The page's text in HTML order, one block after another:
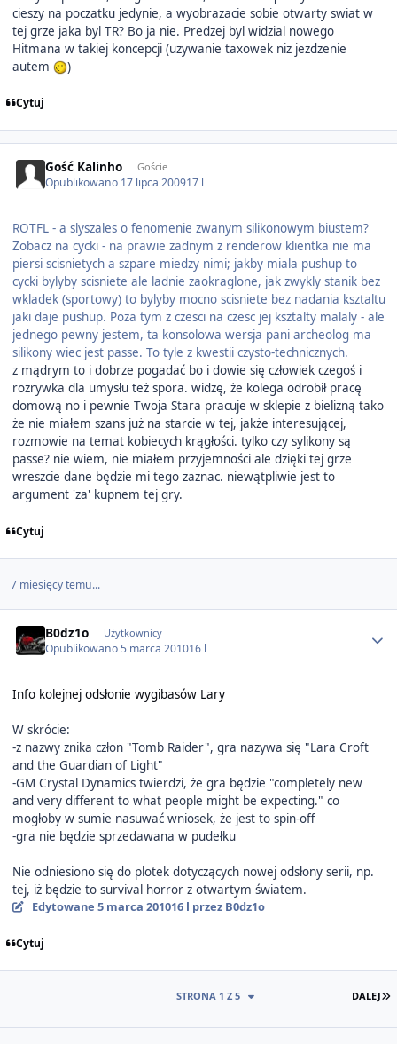
cieszy na poczatku jedynie, a wyobrazacie sobie otwarty swiat w
tej grze jaka byl TR? Bo ja nie. Predzej byl widzial nowego
Hitmana w takiej koncepcji (uzywanie taxowek niz jezdzenie
autem
)
Cytuj
Gość Kalinho Goście
Opublikowano 17 lipca 200917 l
ROTFL - a slyszales o fenomenie zwanym silikonowym biustem?
Zobacz na cycki - na prawie zadnym z renderow klientka nie ma
piersi scisnietych a szpare miedzy nimi; jakby miala pushup to
cycki bylyby scisniete ale ladnie zaokraglone, jak zwykly stanik bez
wkladek (sportowy) to bylyby mocno scisniete bez nadania ksztaltu
jaki daje pushup. Poza tym z czesci na czesc jej ksztalty malaly - ale
jednego pewny jestem, ta konsolowa wersja pani archeolog ma
silikony wiec jest passe. To tyle z kwestii czysto-technicznych.
z mądrym to i dobrze pogadać bo i dowie się człowiek czegoś i
rozrywka dla umysłu też spora. widzę, że kolega odrobił pracę
domową no i pewnie Twoja Stara pracuje w sklepie z bielizną tako
że nie miałem szans już na starcie w tej, jakże interesującej,
rozmowie na temat kobiecych krągłości. tylko czy sylikony są
passe? nie wiem, nie miałem przyjemności ale dzięki tej grze
wreszcie dane będzie mi tego zaznac. niewątpliwie jest to
argument 'za' kupnem tej gry.
Cytuj
7 miesięcy temu...
B0dz1o Użytkownicy
Opublikowano 5 marca 201016 l
Info kolejnej odsłonie wygibasów Lary
W skrócie:
-z nazwy znika człon "Tomb Raider", gra nazywa się "Lara Croft
and the Guardian of Light"
-GM Crystal Dynamics twierdzi, że gra będzie "completely new
and very different to what people might be expecting." co
mogłoby w sumie nasuwać wniosek, że jest to spin-off
-gra nie będzie sprzedawana w pudełku
Nie odniesiono się do plotek dotyczących nowej odsłony serii, np.
tej, iż będzie to survival horror z otwartym światem.
Edytowane 5 marca 201016 l przez B0dz1o
Cytuj
DALEJ
STRONA 1 Z 5